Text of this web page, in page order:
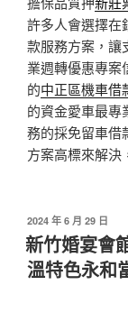
許多人會選擇在
款服務方案，讓
業週轉優惠專案
的中正區機車借
的資金愛車最專
務的採免留車借
方案高標來解決
發
佈
於
2024 年 6 月 29 日
新竹婚宴會
溫特色永和